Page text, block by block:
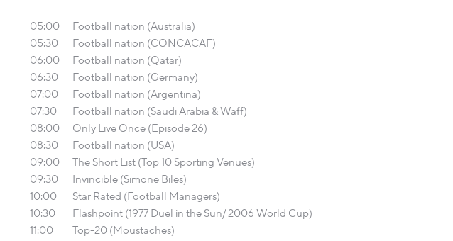
05:00
Football nation (Australia)
05:30
Football nation (CONCACAF)
06:00
Football nation (Qatar)
06:30
Football nation (Germany)
07:00
Football nation (Argentina)
07:30
Football nation (Saudi Arabia & Waff)
08:00
Only Live Once (Episode 26)
08:30
Football nation (USA)
09:00
The Short List (Top 10 Sporting Venues)
09:30
Invincible (Simone Biles)
10:00
Star Rated (Football Managers)
10:30
Flashpoint (1977 Duel in the Sun/ 2006 World Cup)
11:00
Top-20 (Moustaches)